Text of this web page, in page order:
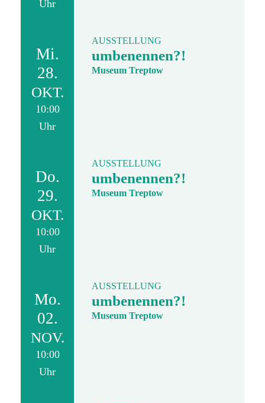
Uhr
Mi.
28.
OKT.
10:00
Uhr
AUSSTELLUNG
umbenennen?!
Museum Treptow
Do.
29.
OKT.
10:00
Uhr
AUSSTELLUNG
umbenennen?!
Museum Treptow
Mo.
02.
NOV.
10:00
Uhr
AUSSTELLUNG
umbenennen?!
Museum Treptow